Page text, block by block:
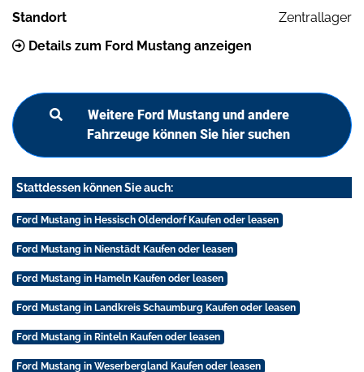
Standort
Zentrallager
Details zum Ford Mustang anzeigen
Weitere Ford Mustang und andere
Fahrzeuge können Sie hier suchen
Stattdessen können Sie auch:
Ford Mustang in Hessisch Oldendorf Kaufen oder leasen
Ford Mustang in Nienstädt Kaufen oder leasen
Ford Mustang in Hameln Kaufen oder leasen
Ford Mustang in Landkreis Schaumburg Kaufen oder leasen
Ford Mustang in Rinteln Kaufen oder leasen
Ford Mustang in Weserbergland Kaufen oder leasen